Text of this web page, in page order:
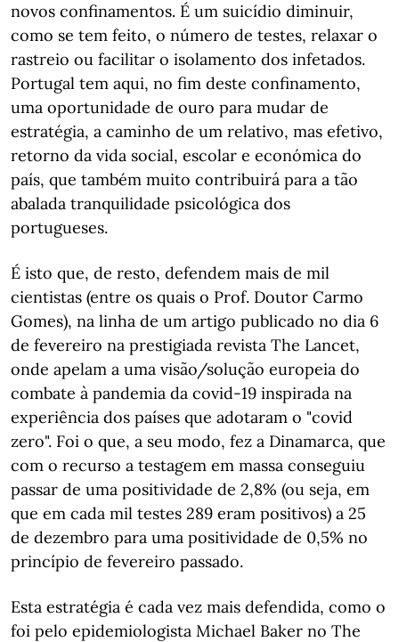
novos confinamentos. É um suicídio diminuir,
como se tem feito, o número de testes, relaxar o
rastreio ou facilitar o isolamento dos infetados.
Portugal tem aqui, no fim deste confinamento,
uma oportunidade de ouro para mudar de
estratégia, a caminho de um relativo, mas efetivo,
retorno da vida social, escolar e económica do
país, que também muito contribuirá para a tão
abalada tranquilidade psicológica dos
portugueses.
É isto que, de resto, defendem mais de mil
cientistas (entre os quais o Prof. Doutor Carmo
Gomes), na linha de um artigo publicado no dia 6
de fevereiro na prestigiada revista The Lancet,
onde apelam a uma visão/solução europeia do
combate à pandemia da covid-19 inspirada na
experiência dos países que adotaram o "covid
zero". Foi o que, a seu modo, fez a Dinamarca, que
com o recurso a testagem em massa conseguiu
passar de uma positividade de 2,8% (ou seja, em
que em cada mil testes 289 eram positivos) a 25
de dezembro para uma positividade de 0,5% no
princípio de fevereiro passado.
Esta estratégia é cada vez mais defendida, como o
foi pelo epidemiologista Michael Baker no The